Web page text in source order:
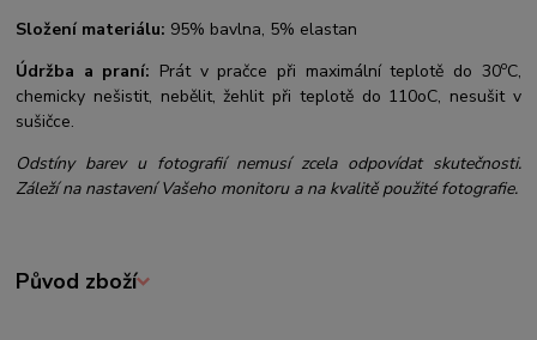
Složení materiálu: 95% bavlna, 5% elastan
Údržba a praní: Prát v pračce při maximální teplotě do 30oC,
chemicky nešistit, nebělit, žehlit při teplotě do 110oC, nesušit v
sušičce.
Odstíny barev u fotografií nemusí zcela odpovídat skutečnosti.
Záleží na nastavení Vašeho monitoru a na kvalitě použité fotografie.
Původ zboží